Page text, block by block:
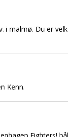
i malmø. Du er
Kenn.